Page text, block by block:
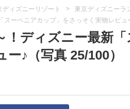
ディズニーリゾート > 東京ディズニーラ
スーベニアカップ」をさっそく実物レビュ
！ディズニー最新
♪（写真 25/100）